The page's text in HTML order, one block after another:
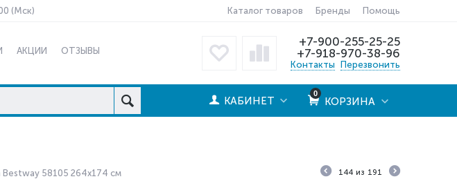
(Мск) Каталог товаров Бренды Помощь
АКЦИИ ОТЗЫВЫ
+7-900-255-25-25
+7-918-970-38-96
Контакты Перезвонить
0
КОРЗИНА
КАБИНЕТ
58105 264x174 см 144 из 191